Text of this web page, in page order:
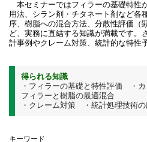
本セミナーではフィラーの基礎特性
用法、シラン剤・チタネート剤など各
序、樹脂への混合方法、分散性評価（
ど、実務に直結する知識が満載です。
計事例やクレーム対策、統計的な特性
得られる知識
・フィラーの基礎と特性評価 ・
フィラーと樹脂の最適混合
・クレーム対策 ・統計処理技術の
キーワード